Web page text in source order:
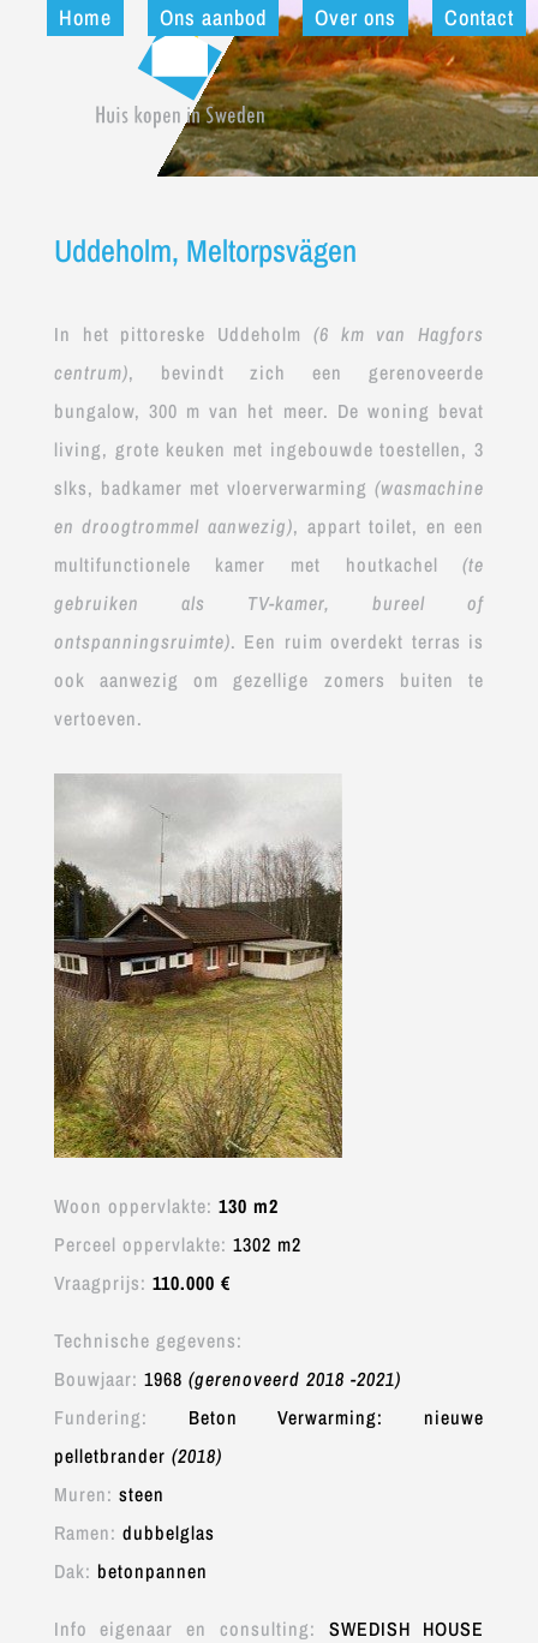
Home Ons aanbod Over ons Contact
Home Ons aanbod Over ons Contact
Uddeholm, Meltorpsvägen
In het pittoreske Uddeholm (6 km van Hagfors
centrum), bevindt zich een gerenoveerde
bungalow, 300 m van het meer. De woning bevat
living, grote keuken met ingebouwde toestellen, 3
slks, badkamer met vloerverwarming(wasmachine
en droogtrommel aanwezig), appart toilet, en een
multifunctionele kamer met houtkachel(te
gebruiken als TV-kamer, bureel of
ontspanningsruimte). Een ruim overdekt terras is
ook aanwezig om gezellige zomers buiten te
vertoeven.
Woon oppervlakte: 130 m2
Perceel oppervlakte: 1302 m2
Vraagprijs: 110.000 €
Technische gegevens:
Bouwjaar: 1968 (gerenoveerd 2018 -2021)
Fundering: Beton Verwarming: nieuwe
pelletbrander (2018)
Muren: steen
Ramen: dubbelglas
Dak: betonpannen
Info eigenaar en consulting: SWEDISH HOUSE